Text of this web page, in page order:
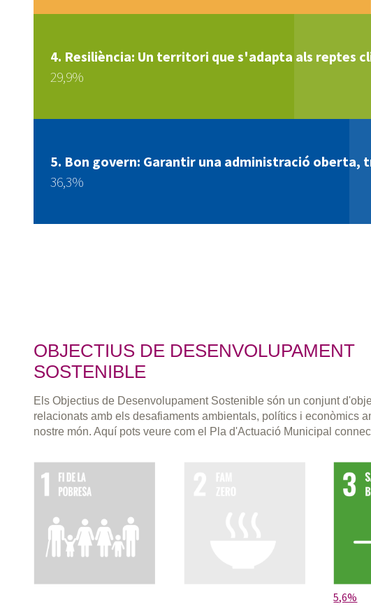
Resiliència: Un territori que s'adapta als reptes
29,9%
Bon govern: Garantir una administració
36,3%
OBJECTIUS DE DESENVOLUPAMENT
SOSTENIBLE
Els Objectius de Desenvolupament Sostenible són un conjunt
relacionats amb els desafiaments ambientals, polítics i econòmics
nostre món. Aquí pots veure com el Pla d'Actuació Municipal
5,6%